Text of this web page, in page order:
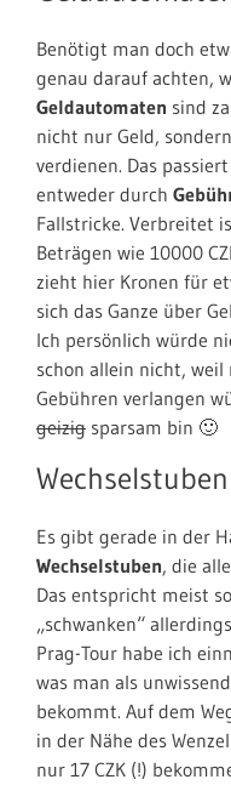
Benötigt man doch
genau darauf achten,
Geldautomaten sind
nicht nur Geld,
verdienen. Das
entweder durch
Fallstricke. Verbreitet
Beträgen wie 10000
zieht hier Kronen für
sich das Ganze über
Ich persönlich würde
schon allein nicht,
Gebühren verlangen
geizig sparsam bin 🙂
Wechselstuben
Es gibt gerade in der
Wechselstuben, die
Das entspricht meist
„schwanken“
Prag-Tour habe ich
was man als
bekommt. Auf dem
in der Nähe des
nur 17 CZK (!)